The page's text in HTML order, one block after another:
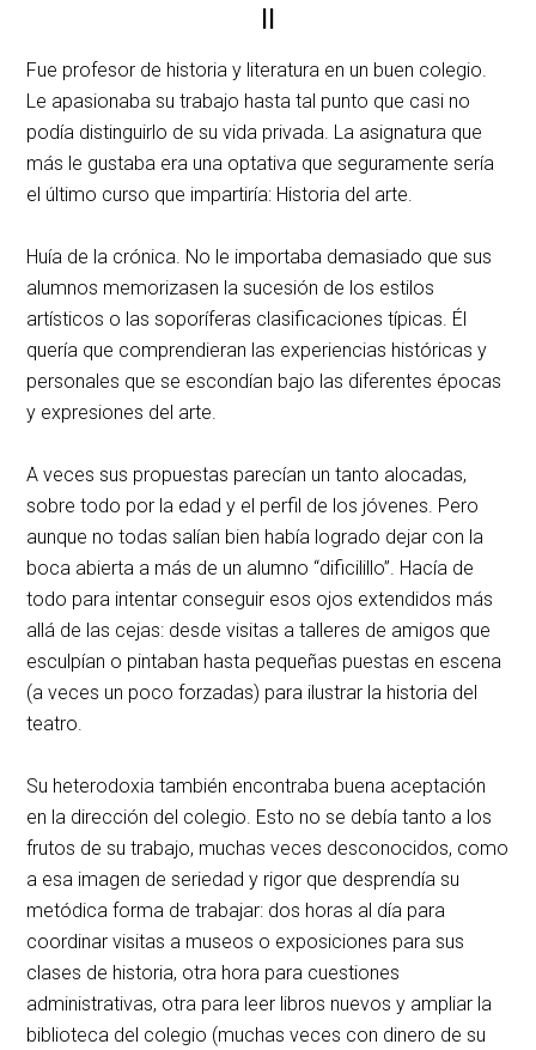
II
Fue profesor de historia y literatura en un buen colegio.
Le apasionaba su trabajo hasta tal punto que casi no
podía distinguirlo de su vida privada. La asignatura que
más le gustaba era una optativa que seguramente sería
el último curso que impartiría: Historia del arte.
Huía de la crónica. No le importaba demasiado que sus
alumnos memorizasen la sucesión de los estilos
artísticos o las soporíferas clasificaciones típicas. Él
quería que comprendieran las experiencias históricas y
personales que se escondían bajo las diferentes épocas
y expresiones del arte.
A veces sus propuestas parecían un tanto alocadas,
sobre todo por la edad y el perfil de los jóvenes. Pero
aunque no todas salían bien había logrado dejar con la
boca abierta a más de un alumno “dificilillo”. Hacía de
todo para intentar conseguir esos ojos extendidos más
allá de las cejas: desde visitas a talleres de amigos que
esculpían o pintaban hasta pequeñas puestas en escena
(a veces un poco forzadas) para ilustrar la historia del
teatro.
Su heterodoxia también encontraba buena aceptación
en la dirección del colegio. Esto no se debía tanto a los
frutos de su trabajo, muchas veces desconocidos, como
a esa imagen de seriedad y rigor que desprendía su
metódica forma de trabajar: dos horas al día para
coordinar visitas a museos o exposiciones para sus
clases de historia, otra hora para cuestiones
administrativas, otra para leer libros nuevos y ampliar la
biblioteca del colegio (muchas veces con dinero de su